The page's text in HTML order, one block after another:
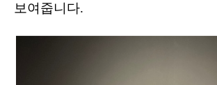
보여줍니다.